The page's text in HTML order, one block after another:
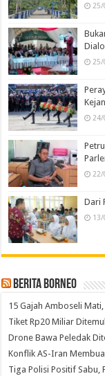
Dari
Berita Borneo
15 Gajah Amboseli
Tiket Rp20 Miliar
Drone Bawa Peledak
Konflik AS-Iran
Tiga Polisi Positif Sabu,